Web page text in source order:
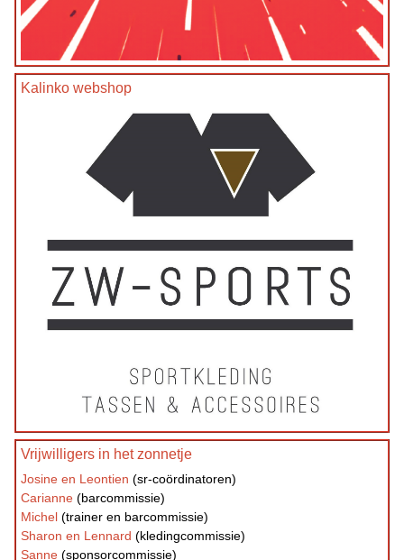
Kalinko webshop
Vrijwilligers in het zonnetje
Josine en Leontien (sr-coördinatoren)
Carianne (barcommissie)
Michel (trainer en barcommissie)
Sharon en Lennard (kledingcommissie)
Sanne (sponsorcommissie)